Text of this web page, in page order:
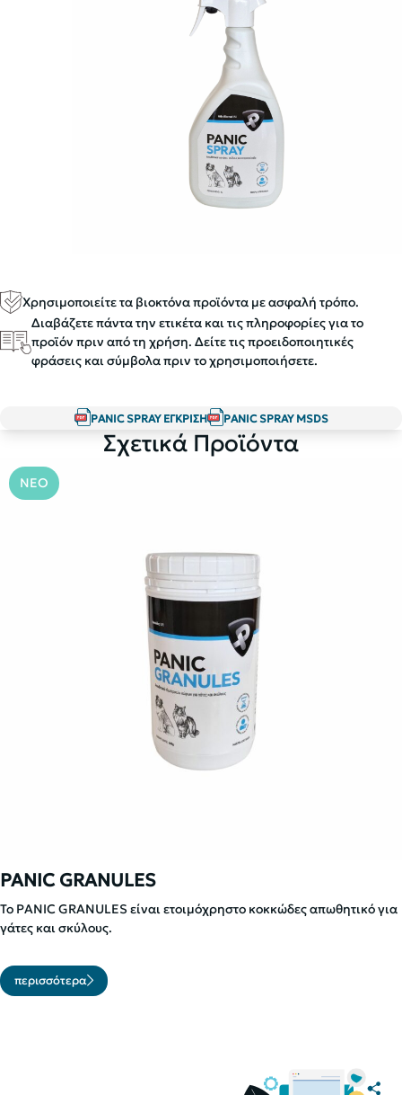
Χρησιμοποιείτε τα βιοκτόνα προϊόντα με ασφαλή τρόπο.
Διαβάζετε πάντα την ετικέτα και τις πληροφορίες για το
προϊόν πριν από τη χρήση. Δείτε τις προειδοποιητικές
φράσεις και σύμβολα πριν το χρησιμοποιήσετε.
PANIC SPRAY ΕΓΚΡΙΣΗ PANIC SPRAY MSDS
Σχετικά Προϊόντα
ΝΕΟ
PANIC GRANULES
Το PANIC GRANULES είναι ετοιμόχρηστο κοκκώδες απωθητικό για
γάτες και σκύλους.
περισσότερα